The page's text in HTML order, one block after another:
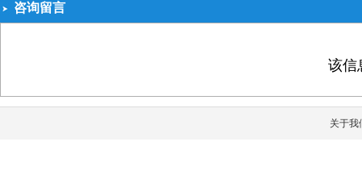
咨询留言
该信
关于我